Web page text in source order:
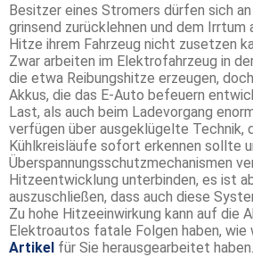
Besitzer eines Stromers dürfen sich
grinsend zurücklehnen und dem Irrtum
Hitze ihrem Fahrzeug nicht zusetzen
Zwar arbeiten im Elektrofahrzeug in
die etwa Reibungshitze erzeugen,
Akkus, die das E-Auto befeuern
Last, als auch beim Ladevorgang
verfügen über ausgeklügelte Technik,
Kühlkreisläufe sofort erkennen sollte
Überspannungsschutzmechanismen
Hitzeentwicklung unterbinden, es ist
auszuschließen, dass auch diese
Zu hohe Hitzeeinwirkung kann auf die
Elektroautos fatale Folgen haben, wie
Artikel für Sie herausgearbeitet haben.